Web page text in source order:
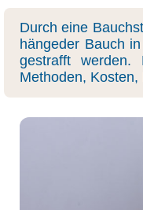
Durch eine
hängeder Bauch
gestrafft
Methoden,